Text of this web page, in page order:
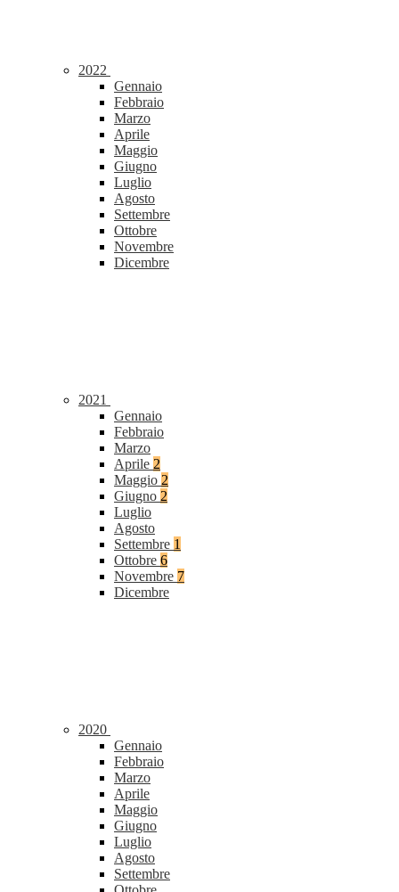
2022
Gennaio
Febbraio
Marzo
Aprile
Maggio
Giugno
Luglio
Agosto
Settembre
Ottobre
Novembre
Dicembre
2021
Gennaio
Febbraio
Marzo
Aprile 2
Maggio 2
Giugno 2
Luglio
Agosto
Settembre 1
Ottobre 6
Novembre 7
Dicembre
2020
Gennaio
Febbraio
Marzo
Aprile
Maggio
Giugno
Luglio
Agosto
Settembre